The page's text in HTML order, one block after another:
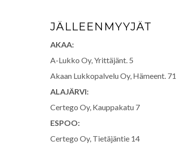
JÄLLEENMYYJÄT
AKAA:
A-Lukko Oy, Yrittäjänt. 5
Akaan Lukkopalvelu Oy, Hämeent. 71
ALAJÄRVI:
Certego Oy, Kauppakatu 7
ESPOO:
Certego Oy, Tietäjäntie 14